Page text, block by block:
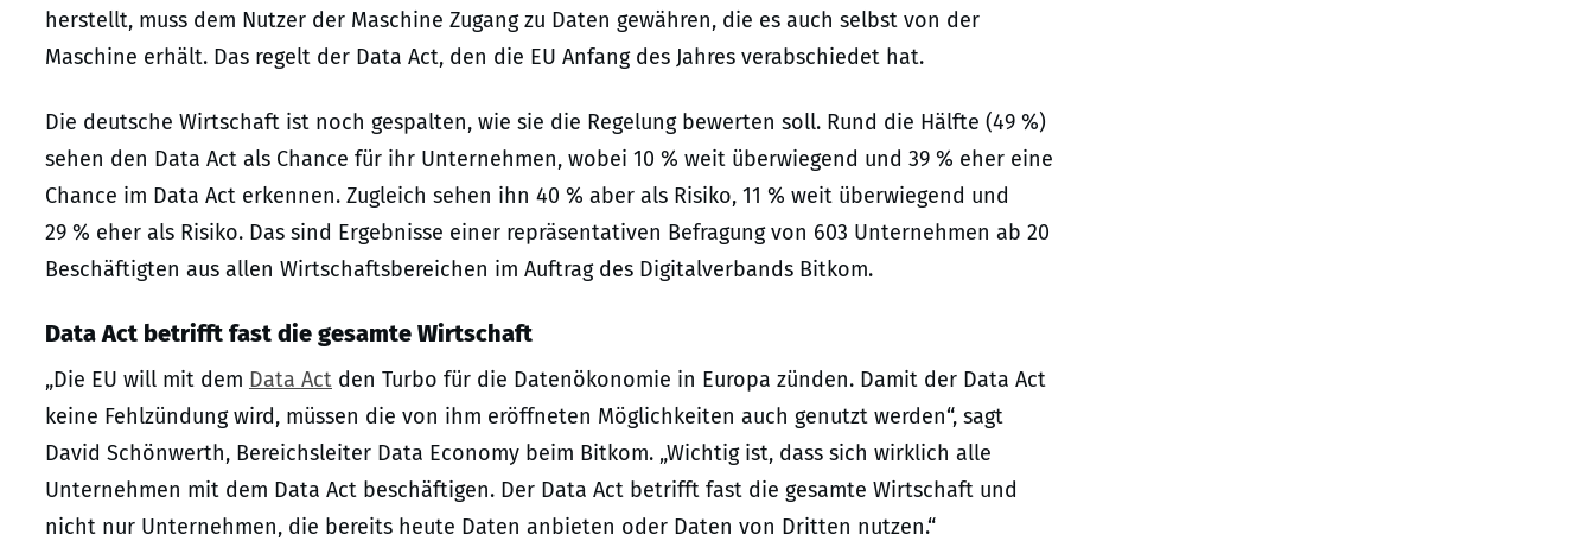
herstellt, muss dem Nutzer der Maschine Zugang zu Daten gewähren, die es auch selbst von der
Maschine erhält. Das regelt der Data Act, den die EU Anfang des Jahres verabschiedet hat.
Die deutsche Wirtschaft ist noch gespalten, wie sie die Regelung bewerten soll. Rund die Hälfte (49 %)
sehen den Data Act als Chance für ihr Unternehmen, wobei 10 % weit überwiegend und 39 % eher eine
Chance im Data Act erkennen. Zugleich sehen ihn 40 % aber als Risiko, 11 % weit überwiegend und
29 % eher als Risiko. Das sind Ergebnisse einer repräsentativen Befragung von 603 Unternehmen ab 20
Beschäftigten aus allen Wirtschaftsbereichen im Auftrag des Digitalverbands Bitkom.
Data Act betrifft fast die gesamte Wirtschaft
„Die EU will mit dem Data Act den Turbo für die Datenökonomie in Europa zünden. Damit der Data Act
keine Fehlzündung wird, müssen die von ihm eröffneten Möglichkeiten auch genutzt werden“, sagt
David Schönwerth, Bereichsleiter Data Economy beim Bitkom. „Wichtig ist, dass sich wirklich alle
Unternehmen mit dem Data Act beschäftigen. Der Data Act betrifft fast die gesamte Wirtschaft und
nicht nur Unternehmen, die bereits heute Daten anbieten oder Daten von Dritten nutzen.“